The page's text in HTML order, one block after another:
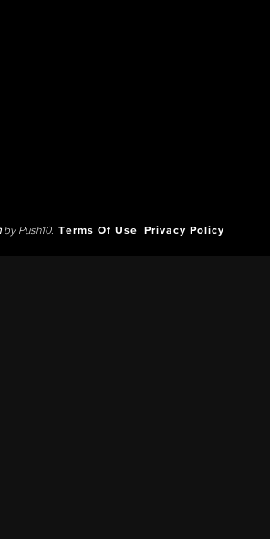
by Push10. Terms Of Use Privacy Policy